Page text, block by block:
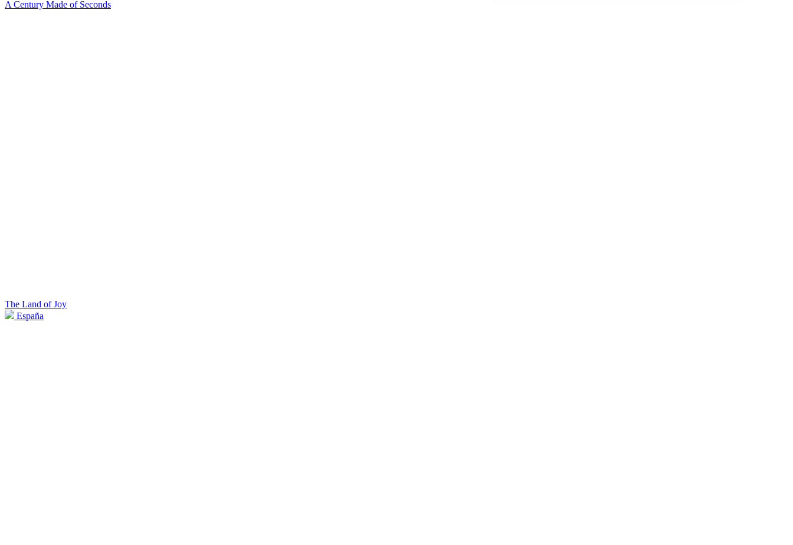
A Century Made of Seconds
The Land of Joy
España